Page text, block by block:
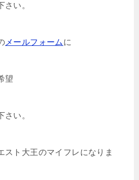
い。
メールフォーム に
望
さい。
スト大王のマイフレになりま